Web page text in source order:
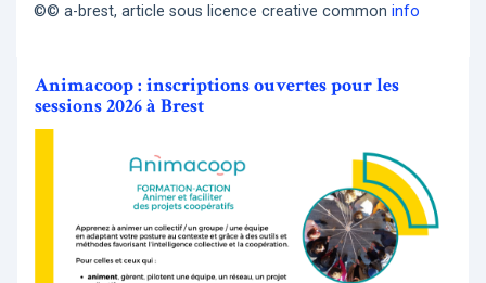
©© a-brest, article sous licence creative common info
Animacoop : inscriptions ouvertes pour les
sessions 2026 à Brest